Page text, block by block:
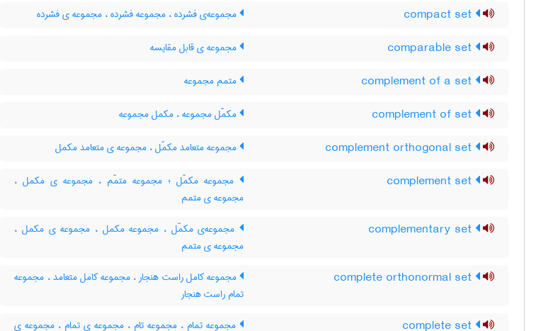
مجموعه‌ی فشرده ، مجموعه فشرده ، مجموعه ی فشرده
مجموعه ی قابل مقایسه
متمم مجموعه
مکمّل مجموعه ، مکمل مجموعه
مجموعه متعامد مکمّل ، مجموعه ی متعامد مکمل
مجموعه مکمّل ؛ مجموعه متمّم ، مجموعه ی مکمل ،
مجموعه ی متمم
مجموعه‌ی مکمّل ، مجموعه مکمل ، مجموعه ی مکمل ،
مجموعه ی متمم
مجموعه کامل راست هنجار ، مجموعه کامل متعامد ، مجموعه
تمام راست هنجار
مجموعه تمام ، مجموعه تام ، مجموعه ی تمام ، مجموعه ی